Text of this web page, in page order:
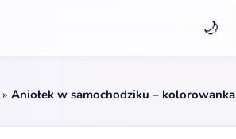
🌙
» Aniołek w samochodziku – kolorowanka